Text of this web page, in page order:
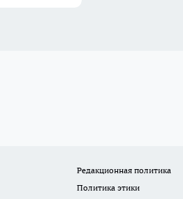
Редакционная политика
Политика этики